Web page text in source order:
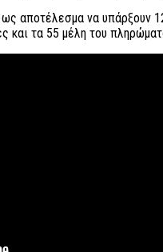
αποτέλεσμα να υπάρξουν 12
και τα 55 μέλη του